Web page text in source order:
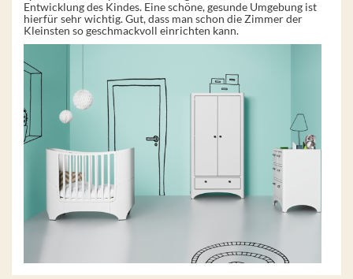
Entwicklung des Kindes. Eine schöne, gesunde Umgebung ist
hierfür sehr wichtig. Gut, dass man schon die Zimmer der
Kleinsten so geschmackvoll einrichten kann.